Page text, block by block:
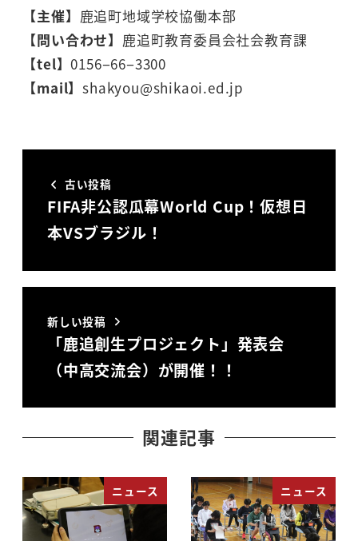
【主催】 鹿追町地域学校協働本部
【問い合わせ】 鹿追町教育委員会社会教育課
【tel】0156−66−3300
【mail】shakyou@shikaoi.ed.jp
古い投稿
FIFA非公認瓜幕World Cup！仮想日
本VSブラジル！
新しい投稿
「鹿追創生プロジェクト」発表会
（中高交流会）が開催！！
関連記事
ニュース ニュース